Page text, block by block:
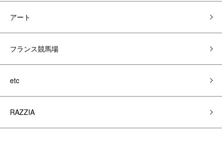
アート
フランス競馬場
etc
RAZZIA